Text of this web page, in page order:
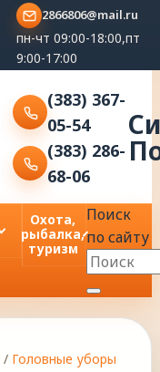
Охота,
рыбалка,
туризм
Поиск
по сайту
2866806@mail.ru
пн-чт 09:00-18:00,пт
9:00-17:00
(383) 367-
05-54
(383) 286-
68-06
/ Головные уборы